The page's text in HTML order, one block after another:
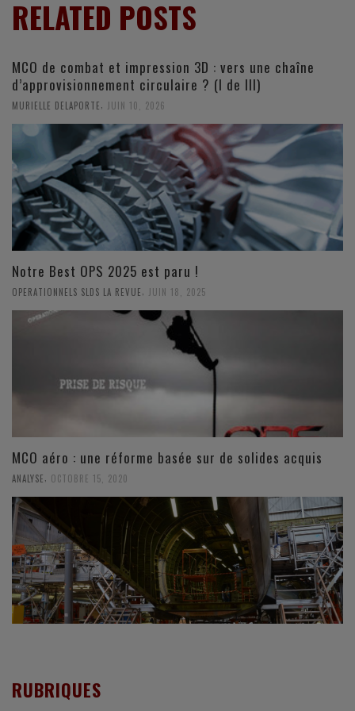
RELATED POSTS
MCO de combat et impression 3D : vers une chaîne
d’approvisionnement circulaire ? (I de III)
MURIELLE DELAPORTE, JUIN 10, 2026
Notre Best OPS 2025 est paru !
OPERATIONNELS SLDS LA REVUE, JUIN 18, 2025
MCO aéro : une réforme basée sur de solides acquis
ANALYSE OCTOBRE 15, 2020
RUBRIQUES